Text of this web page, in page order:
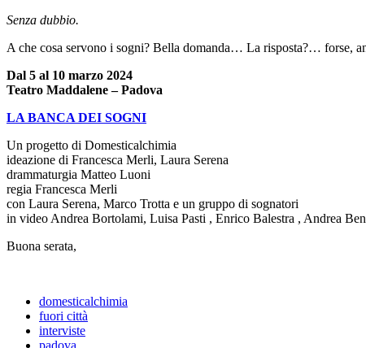
Senza dubbio.
A che cosa servono i sogni? Bella domanda… La risposta?… forse,
Dal 5 al 10 marzo 2024
Teatro Maddalene – Padova
LA BANCA DEI SOGNI
Un progetto di Domesticalchimia
ideazione di Francesca Merli, Laura Serena
drammaturgia Matteo Luoni
regia Francesca Merli
con Laura Serena, Marco Trotta e un gruppo di sognatori
in video Andrea Bortolami, Luisa Pasti , Enrico Balestra , Andrea
Buona serata,
domesticalchimia
fuori città
interviste
padova